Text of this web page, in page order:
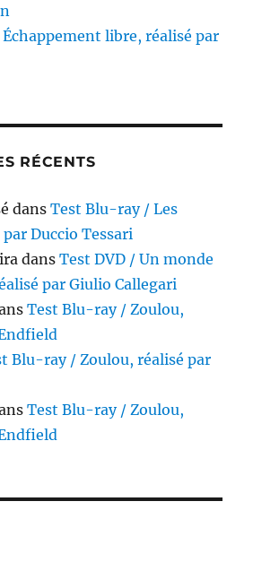
libre, réalisé par
RÉCENTS
dansTest Blu-ray / Les
Duccio Tessari
dansTest DVD / Un monde
par Giulio Callegari
Test Blu-ray / Zoulou,
Blu-ray / Zoulou, réalisé par
Test Blu-ray / Zoulou,